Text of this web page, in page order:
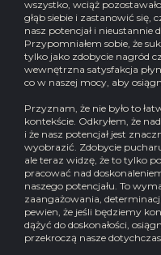
wszystko, wciąż
głąb siebie i zastanowić się,
nasz potencjał i nieustannie
Przypomniałem sobie, że
tylko jako zdobycie nagród
wewnętrzna satysfakcja
co w naszej mocy, aby
Przyznam, że nie było to
kontekście. Odkryłem, że
i że nasz potencjał jest
wyobrazić. Zdobycie
ale teraz widzę, że to tylko
pracować nad
naszego potencjału. To
zaangażowania,
pewien, że jeśli będziemy
dążyć do doskonałości,
przekroczą nasze